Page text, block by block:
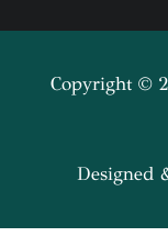
Copyright ©
Designed